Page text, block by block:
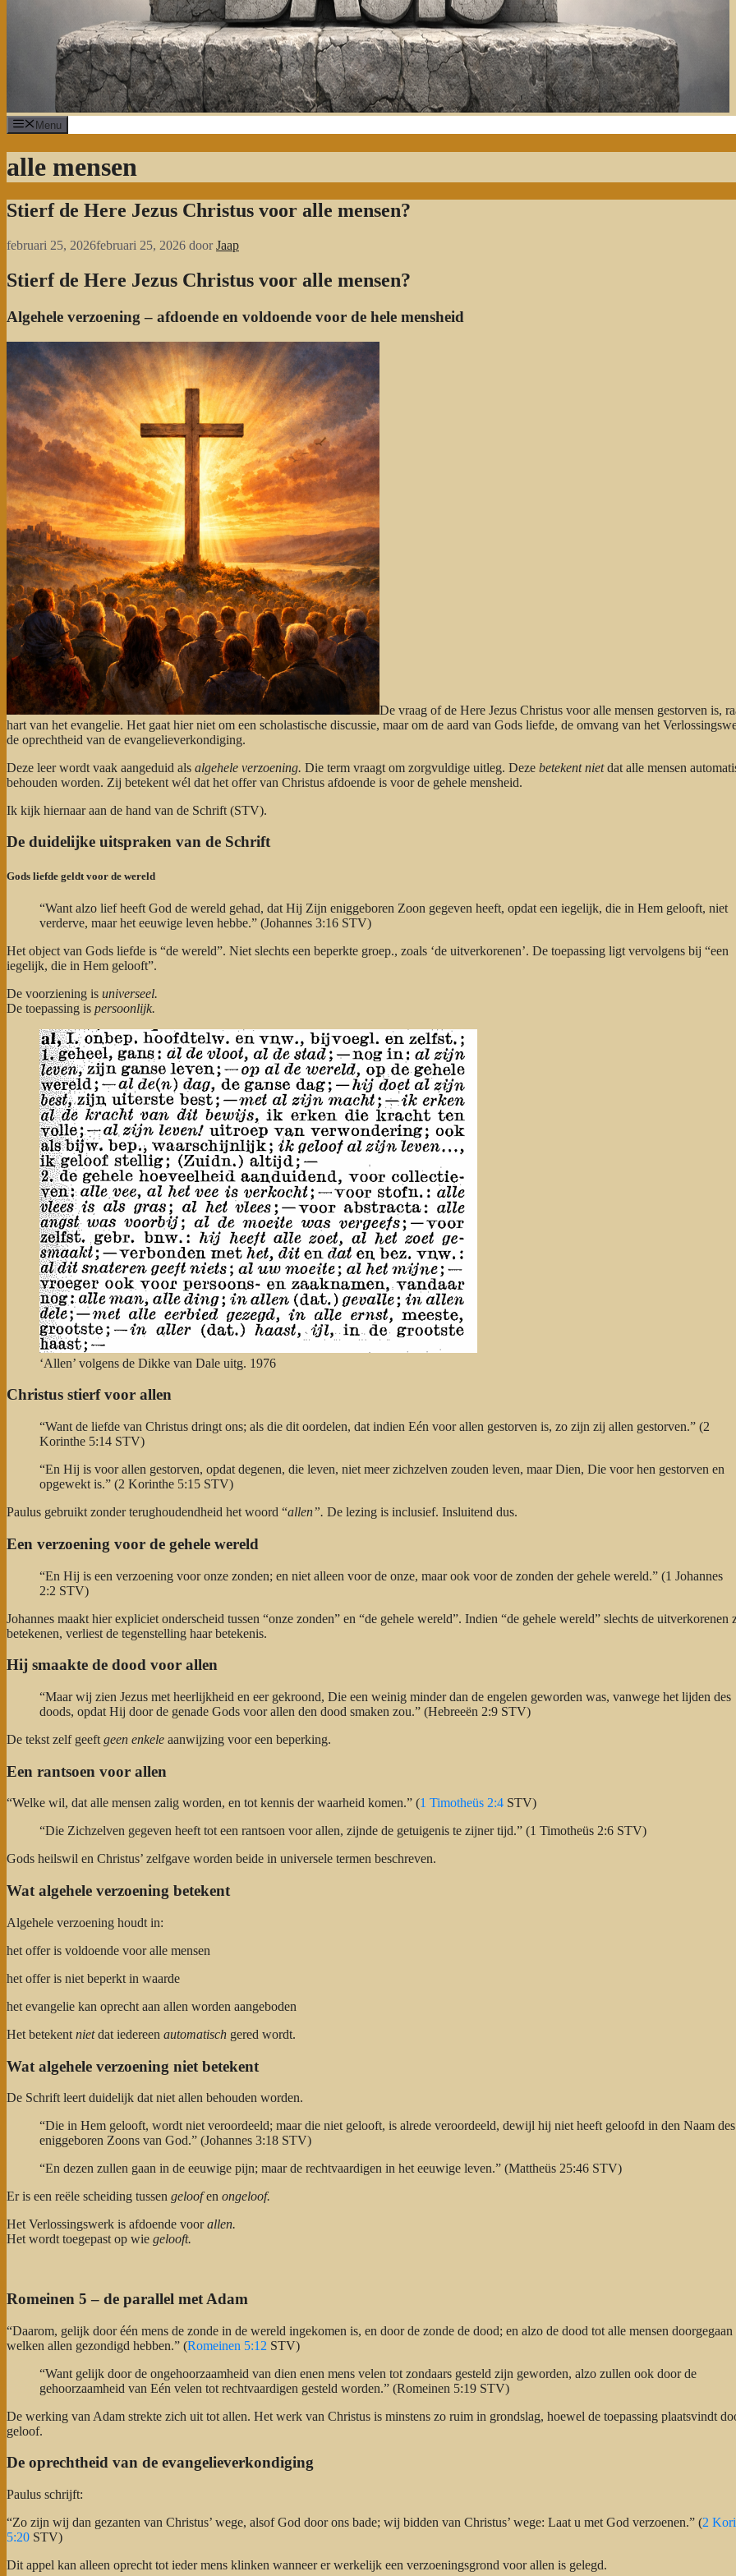
Menu
alle mensen
Stierf de Here Jezus Christus voor alle mensen?
februari 25, 2026februari 25, 2026 doorJaap
Stierf de Here Jezus Christus voor alle mensen?
Algehele verzoening – afdoende en voldoende voor de hele mensheid
De vraag of de Here Jezus Christus voor alle mensen gestorven is,
hart van het evangelie. Het gaat hier niet om een scholastische discussie, maar om de aard van Gods liefde, de omvang van het
de oprechtheid van de evangelieverkondiging.
Deze leer wordt vaak aangeduid als algehele verzoening. Die term vraagt om zorgvuldige uitleg. Deze betekent nietdat alle mensen
behouden worden. Zij betekent wél dat het offer van Christus afdoende is voor de gehele mensheid.
Ik kijk hiernaar aan de hand van de Schrift (STV).
De duidelijke uitspraken van de Schrift
Gods liefde geldt voor de wereld
“Want alzo lief heeft God de wereld gehad, dat Hij Zijn eniggeboren Zoon gegeven heeft, opdat een iegelijk, die in Hem gelooft, niet
verderve, maar het eeuwige leven hebbe.” (Johannes 3:16 STV)
Het object van Gods liefde is “de wereld”. Niet slechts een beperkte groep., zoals ‘de uitverkorenen’. De toepassing ligt vervolgens bij “een
iegelijk, die in Hem gelooft”.
De voorziening is universeel.
De toepassing is persoonlijk.
‘Allen’ volgens de Dikke van Dale uitg. 1976
Christus stierf voor allen
“Want de liefde van Christus dringt ons; als die dit oordelen, dat indien Eén voor allen gestorven is, zo zijn zij allen gestorven.” (2
Korinthe 5:14 STV)
“En Hij is voor allen gestorven, opdat degenen, die leven, niet meer zichzelven zouden leven, maar Dien, Die voor hen gestorven en
opgewekt is.” (2 Korinthe 5:15 STV)
Paulus gebruikt zonder terughoudendheid het woord “allen”. De lezing is inclusief. Insluitend dus.
Een verzoening voor de gehele wereld
“En Hij is een verzoening voor onze zonden; en niet alleen voor de onze, maar ook voor de zonden der gehele wereld.” (1 Johannes
2:2 STV)
Johannes maakt hier expliciet onderscheid tussen “onze zonden” en “de gehele wereld”. Indien “de gehele wereld” slechts de uitverkorenen
betekenen, verliest de tegenstelling haar betekenis.
Hij smaakte de dood voor allen
“Maar wij zien Jezus met heerlijkheid en eer gekroond, Die een weinig minder dan de engelen geworden was, vanwege het lijden des
doods, opdat Hij door de genade Gods voor allen den dood smaken zou.” (Hebreeën 2:9 STV)
De tekst zelf geeft geen enkele aanwijzing voor een beperking.
Een rantsoen voor allen
“Welke wil, dat alle mensen zalig worden, en tot kennis der waarheid komen.” (1 Timotheüs 2:4 STV)
“Die Zichzelven gegeven heeft tot een rantsoen voor allen, zijnde de getuigenis te zijner tijd.” (1 Timotheüs 2:6 STV)
Gods heilswil en Christus’ zelfgave worden beide in universele termen beschreven.
Wat algehele verzoening betekent
Algehele verzoening houdt in:
het offer is voldoende voor alle mensen
het offer is niet beperkt in waarde
het evangelie kan oprecht aan allen worden aangeboden
Het betekent nietdat iedereen automatisch gered wordt.
Wat algehele verzoening niet betekent
De Schrift leert duidelijk dat niet allen behouden worden.
“Die in Hem gelooft, wordt niet veroordeeld; maar die niet gelooft, is alrede veroordeeld, dewijl hij niet heeft geloofd in den Naam des
eniggeboren Zoons van God.” (Johannes 3:18 STV)
“En dezen zullen gaan in de eeuwige pijn; maar de rechtvaardigen in het eeuwige leven.” (Mattheüs 25:46 STV)
Er is een reële scheiding tussen geloofen ongeloof.
Het Verlossingswerk is afdoende voorallen.
Het wordt toegepast op wie gelooft.
Romeinen 5 – de parallel met Adam
“Daarom, gelijk door één mens de zonde in de wereld ingekomen is, en door de zonde de dood; en alzo de dood tot alle mensen
welken allen gezondigd hebben.” (Romeinen 5:12 STV)
“Want gelijk door de ongehoorzaamheid van dien enen mens velen tot zondaars gesteld zijn geworden, alzo zullen ook door de
gehoorzaamheid van Eén velen tot rechtvaardigen gesteld worden.” (Romeinen 5:19 STV)
De werking van Adam strekte zich uit tot allen. Het werk van Christus is minstens zo ruim in grondslag, hoewel de toepassing plaatsvindt
geloof.
De oprechtheid van de evangelieverkondiging
Paulus schrijft:
“Zo zijn wij dan gezanten van Christus’ wege, alsof God door ons bade; wij bidden van Christus’ wege: Laat u met God verzoenen.” (2
5:20 STV)
Dit appel kan alleen oprecht tot ieder mens klinken wanneer er werkelijk een verzoeningsgrond voor allen is gelegd.